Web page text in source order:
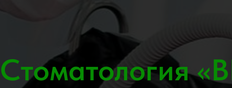
Стоматология